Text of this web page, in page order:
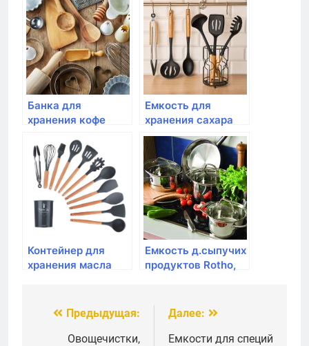
FIDO с клипсой 500
мл
(цвет: гранат)
Банка для
хранения кофе
зеленая 1 л
Емкость для
хранения сахара
Typhoon, Living 1 л,
зеленый
Контейнер для
хранения масла
Емкость д.сыпучих
продуктов Rotho,
премиум
Навигация
Предыдущая:
Овощечистки,
Далее:
Емкости для специй